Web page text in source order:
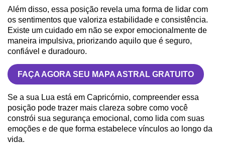
Além disso, essa posição revela uma forma de lidar com
os sentimentos que valoriza estabilidade e consistência.
Existe um cuidado em não se expor emocionalmente de
maneira impulsiva, priorizando aquilo que é seguro,
confiável e duradouro.
FAÇA AGORA SEU MAPA ASTRAL GRATUITO
Se a sua Lua está em Capricórnio, compreender essa
posição pode trazer mais clareza sobre como você
constrói sua segurança emocional, como lida com suas
emoções e de que forma estabelece vínculos ao longo da
vida.